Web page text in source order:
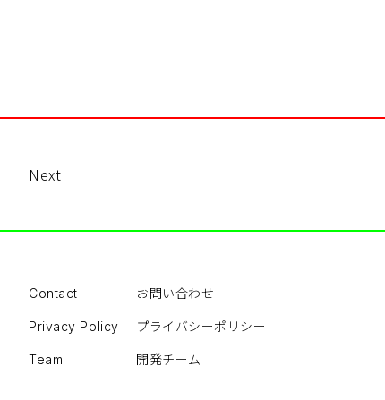
Next
Contact お問い合わせ
Privacy Policy プライバシーポリシー
Team 開発チーム